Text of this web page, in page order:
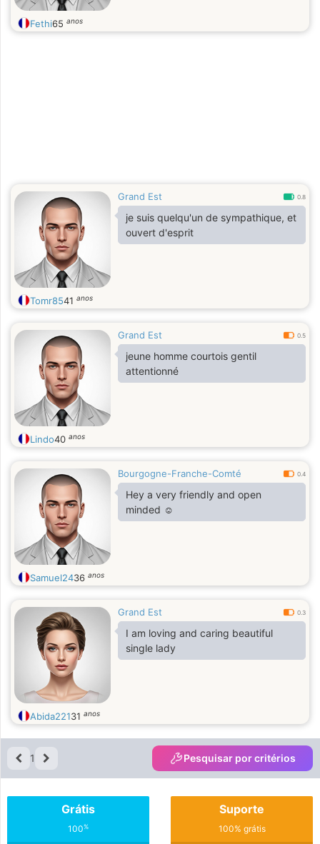
Fethi65 anos
Grand Est 0.8
je suis quelqu'un de sympathique, et
ouvert d'esprit
Tomr8541 anos
Grand Est 0.5
jeune homme courtois gentil
attentionné
Lindo40 anos
Bourgogne-Franche-Comté 0.4
Hey a very friendly and open
minded ☺️
Samuel2436 anos
Grand Est 0.3
I am loving and caring beautiful
single lady
Abida22131 anos
1 Pesquisar por critérios
Grátis
100%
Suporte
100% grátis